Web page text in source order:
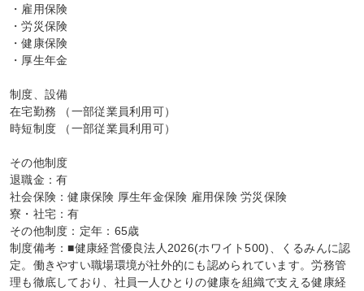
・雇用保険
・労災保険
・健康保険
・厚生年金
制度、設備
在宅勤務 （一部従業員利用可）
時短制度 （一部従業員利用可）
その他制度
退職金：有
社会保険：健康保険 厚生年金保険 雇用保険 労災保険
寮・社宅：有
その他制度：定年：65歳
制度備考：■健康経営優良法人2026(ホワイト500)、くるみんに認
定。働きやすい職場環境が社外的にも認められています。労務管
理も徹底しており、社員一人ひとりの健康を組織で支える健康経